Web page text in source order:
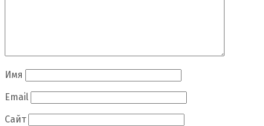
Имя
Email
Сайт